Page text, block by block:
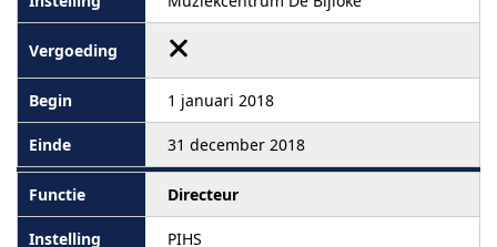
1 januari 2018
31 december 2018
Directeur
PIHS